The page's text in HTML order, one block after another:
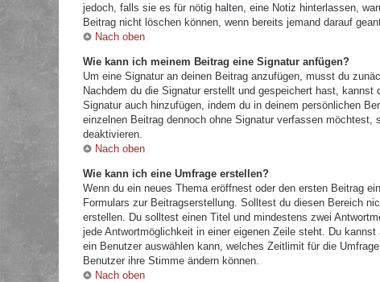
jedoch, falls sie es für nötig halten, eine Notiz hinterlassen,
Beitrag nicht löschen können, wenn bereits jemand darauf
Nach oben
Wie kann ich meinem Beitrag eine Signatur anfügen?
Um eine Signatur an deinen Beitrag anzufügen, musst du
Nachdem du die Signatur erstellt und gespeichert hast,
Signatur auch hinzufügen, indem du in deinem persönlichen
einzelnen Beitrag dennoch ohne Signatur verfassen möchtest,
deaktivieren.
Nach oben
Wie kann ich eine Umfrage erstellen?
Wenn du ein neues Thema eröffnest oder den ersten Beitrag
Formulars zur Beitragserstellung. Solltest du diesen Bereich
erstellen. Du solltest einen Titel und mindestens zwei
jede Antwortmöglichkeit in einer eigenen Zeile steht. Du
ein Benutzer auswählen kann, welches Zeitlimit für die
Benutzer ihre Stimme ändern können.
Nach oben